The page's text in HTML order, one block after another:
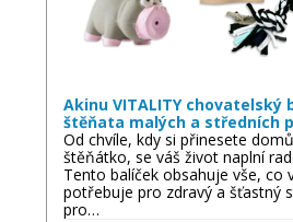
Akinu VITALITY chovatelský
štěňata malých a středních
Od chvíle, kdy si přinesete
štěňátko, se váš život naplní
Tento balíček obsahuje vše, co
potřebuje pro zdravý a šťastný
pro…